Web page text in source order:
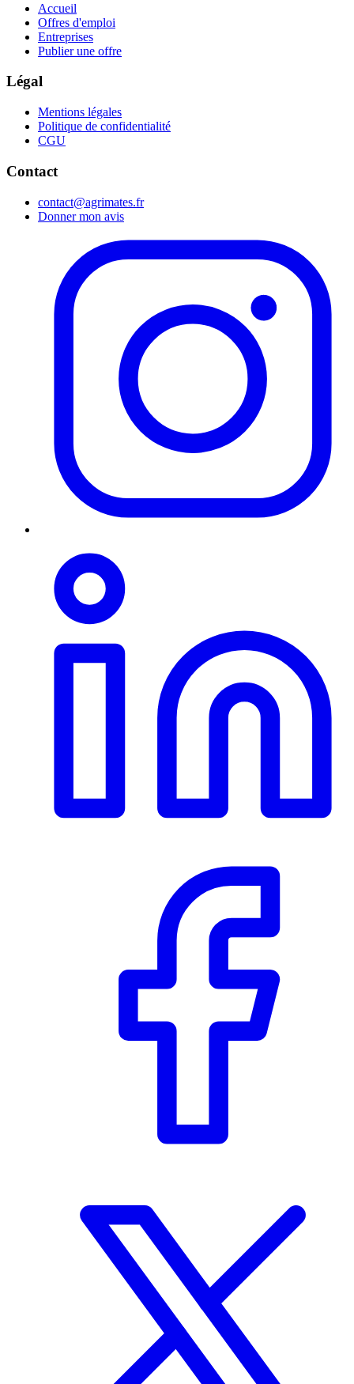
Accueil
Offres d'emploi
Entreprises
Publier une offre
Légal
Mentions légales
Politique de confidentialité
CGU
Contact
contact@agrimates.fr
Donner mon avis